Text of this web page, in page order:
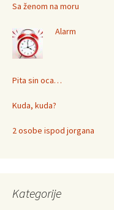
Sa ženom na moru
Alarm
Pita sin oca…
Kuda, kuda?
2 osobe ispod jorgana
Kategorije